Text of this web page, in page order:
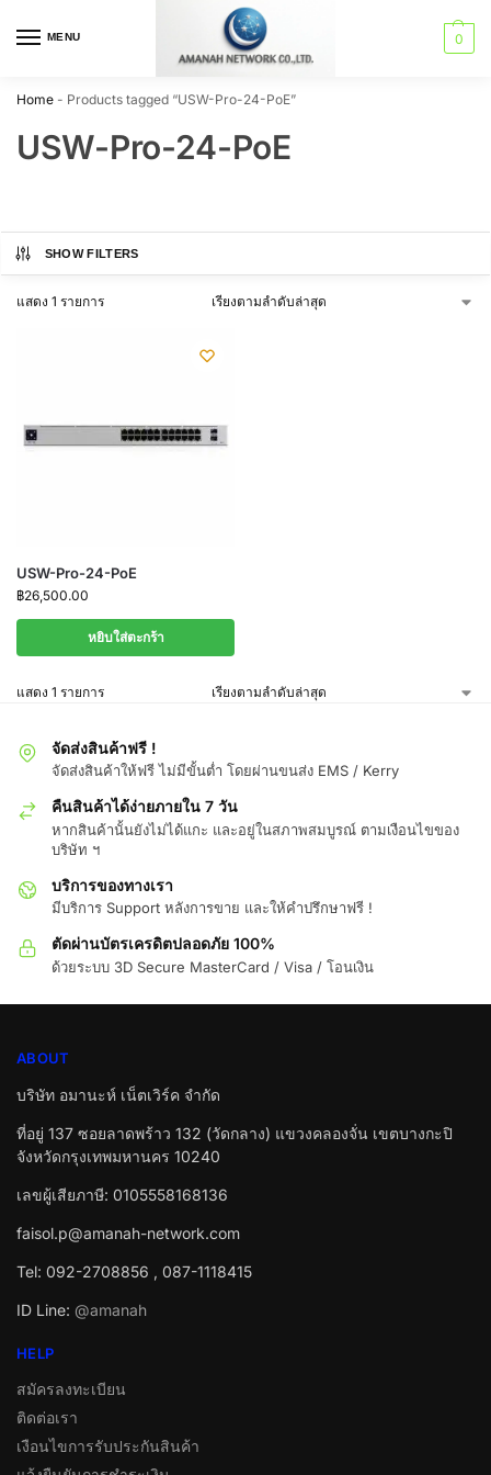
MENU 0
Home - Products tagged “USW-Pro-24-PoE”
USW-Pro-24-PoE
SHOW FILTERS
แสดง 1 รายการ
USW-Pro-24-PoE
฿26,500.00
หยิบใส่ตะกร้า
แสดง 1 รายการ
จัดส่งสินค้าฟรี !
จัดส่งสินค้าให้ฟรี ไม่มีขั้นต่ำ โดยผ่านขนส่ง EMS / Kerry
คืนสินค้าได้ง่ายภายใน 7 วัน
หากสินค้านั้นยังไม่ได้แกะ และอยู่ในสภาพสมบูรณ์ ตามเงือนไขของ
บริษัท ฯ
บริการของทางเรา
มีบริการ Support หลังการขาย และให้คำปรึกษาฟรี !
ตัดผ่านบัตรเครดิตปลอดภัย 100%
ด้วยระบบ 3D Secure MasterCard / Visa / โอนเงิน
ABOUT
บริษัท อมานะห์ เน็ตเวิร์ค จำกัด
ที่อยู่ 137 ซอยลาดพร้าว 132 (วัดกลาง) แขวงคลองจั่น เขตบางกะปิ
จังหวัดกรุงเทพมหานคร 10240
เลขผู้เสียภาษี: 0105558168136
faisol.p@amanah-network.com
Tel: 092-2708856 , 087-1118415
ID Line: @amanah
HELP
สมัครลงทะเบียน
ติดต่อเรา
เงือนไขการรับประกันสินค้า